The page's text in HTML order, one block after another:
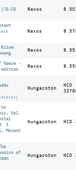
CD
Naxos
Naxos
Krise:
Naxos
Opera -
edition
Naxos
Hungaroton
HCD
to
Vol.
S.
Mozart
Hungaroton HCD
of
Hungaroton HCD